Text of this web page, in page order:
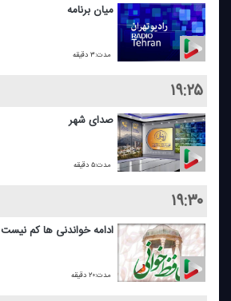
میان برنامه
مدت:۳ دقیقه
۱۹:۲۵
صدای شهر
مدت:۵ دقیقه
۱۹:۳۰
ادامه خواندنی ها كم نیست
مدت:۲۰ دقیقه